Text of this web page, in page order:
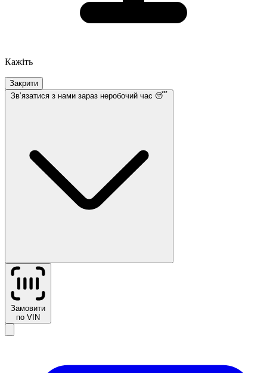
Кажіть
Закрити
Звʼязатися з нами зараз неробочий час 😴
Замовити
по VIN